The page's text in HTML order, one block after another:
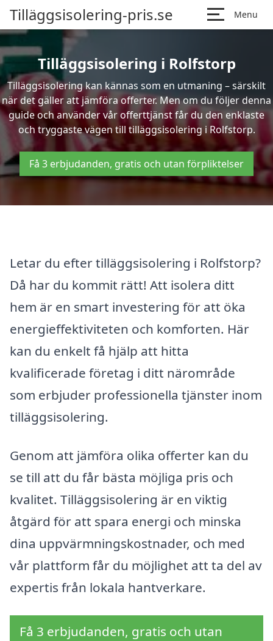
Tilläggsisolering-pris.se Menu
Tilläggsisolering i Rolfstorp
Tilläggsisolering kan kännas som en utmaning – särskilt
när det gäller att jämföra offerter. Men om du följer denna
guide och använder vår offerttjänst får du den enklaste
och tryggaste vägen till tilläggsisolering i Rolfstorp.
Få 3 erbjudanden, gratis och utan förpliktelser
Letar du efter tilläggsisolering i Rolfstorp?
Då har du kommit rätt! Att isolera ditt
hem är en smart investering för att öka
energieffektiviteten och komforten. Här
kan du enkelt få hjälp att hitta
kvalificerade företag i ditt närområde
som erbjuder professionella tjänster inom
tilläggsisolering.
Genom att jämföra olika offerter kan du
se till att du får bästa möjliga pris och
kvalitet. Tilläggsisolering är en viktig
åtgärd för att spara energi och minska
dina uppvärmningskostnader, och med
vår plattform får du möjlighet att ta del av
expertis från lokala hantverkare.
Få 3 erbjudanden, gratis och utan